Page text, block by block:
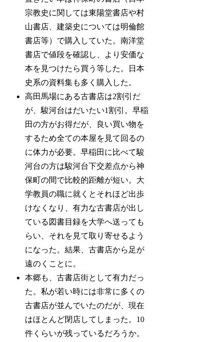
宗教史に関しては東陽堂書店や村
山書店、建築史については明倫館
書店等）で購入していた。南洋堂
書店で値段を確認し、より安価な
本を見つけたら買う等した。日本
史系の資料集も多く購入した。
高田馬場にある古書店は2割引だ
が、駿河台はだいたい1割引。早稲
田の方がお得だが、良い買い物を
するため全ての本屋を見て回るの
に体力が必要。早稲田に比べて駿
河台の方は駿河台下交差点から神
保町の間で比較的距離が短い。大
学教員の職に就くとそれほど出歩
けなくなり、有力な古書店が出し
ている図書目録を大学へ送っても
らい、それを見て取り寄せるよう
になった。結果、古書店から足が
遠のくことに。
本郷も、古書店街として有力だっ
た。私が若い時には非常に多くの
古書店が並んでいたのだが、現在
はほとんど閉店してしまった。10
件くらいが残っているだろうか。